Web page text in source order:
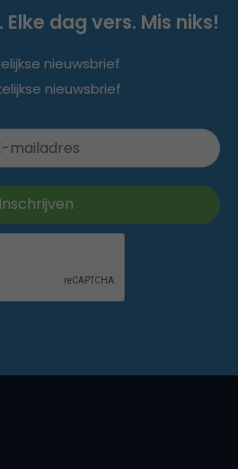
dag vers. Mis niks!
nieuwsbrief
nieuwsbrief